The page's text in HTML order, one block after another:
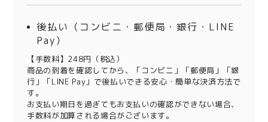
後払い（コンビニ・郵便局・銀行・LINE
Pay）
【手数料】248円（税込）
商品の到着を確認してから、「コンビニ」「郵便局」「銀
行」「LINE Pay」で後払いできる安心・簡単な決済方法で
す。
お支払い期日を過ぎてもお支払いの確認ができない場合、
手数料が加算される場合がございます。